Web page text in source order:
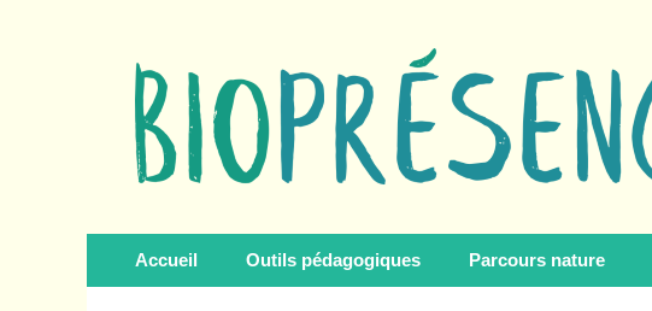
Biopresence
Second Menu
Accueil Outils pédagogiques Parcours nature